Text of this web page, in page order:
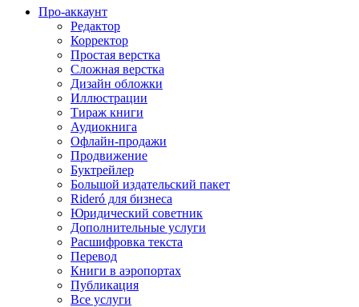
Про-аккаунт
Редактор
Корректор
Простая верстка
Сложная верстка
Дизайн обложки
Иллюстрации
Тираж книги
Аудиокнига
Офлайн-продажи
Продвижение
Буктрейлер
Большой издательский пакет
Rideró для бизнеса
Юридический советник
Дополнительные услуги
Расшифровка текста
Перевод
Книги в аэропортах
Публикация
Все услуги